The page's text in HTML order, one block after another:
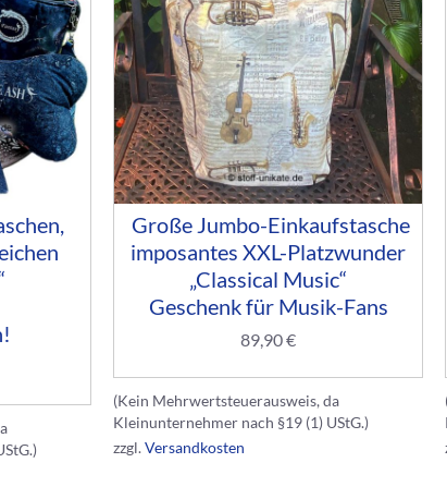
Große Jumbo-Einkaufstasche
imposantes XXL-Platzwunder
„Classical Music“
Geschenk für Musik-Fans
89,90€
(Kein Mehrwertsteuerausweis, da
Kleinunternehmer nach §19 (1) UStG.)
zzgl.Versandkosten